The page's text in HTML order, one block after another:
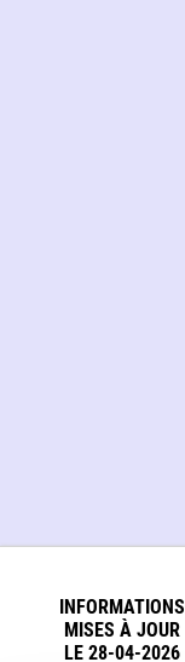
INFORMATIONS
MISES À JOUR
LE 28-04-2026